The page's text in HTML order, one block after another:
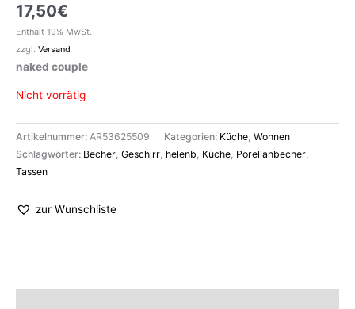
17,50€
Enthält 19% MwSt.
zzgl. Versand
naked couple
Nicht vorrätig
Artikelnummer: AR53625509 Kategorien: Küche Wohnen
Schlagwörter: Becher Geschirr helenb Küche Porellanbecher
Tassen
zur Wunschliste